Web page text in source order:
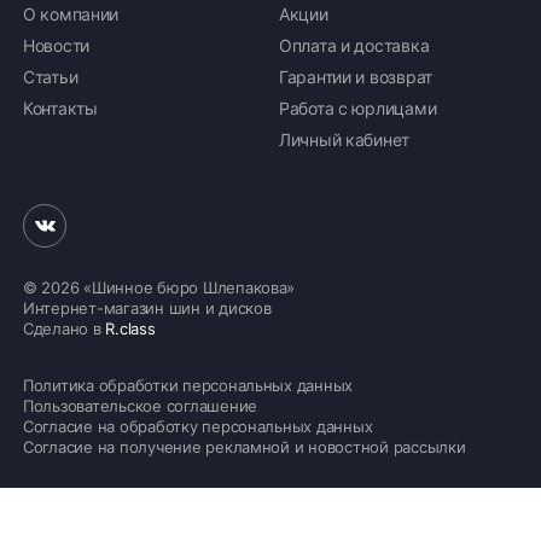
О компании
Новости
Статьи
Контакты
Акции
Оплата и доставка
Гарантии и возврат
Работа с юрлицами
Личный кабинет
© 2026 «Шинное бюро Шлепакова»
Интернет-магазин шин и дисков
Сделано в R.class
Политика обработки персональных данных
Пользовательское соглашение
Согласие на обработку персональных данных
Согласие на получение рекламной и новостной рассылки